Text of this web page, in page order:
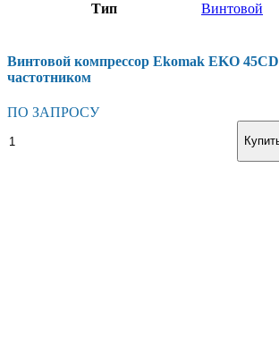
Тип Винтовой
Винтовой компрессор Ekomak EKO
частотником
ПО ЗАПРОСУ
Винтовой